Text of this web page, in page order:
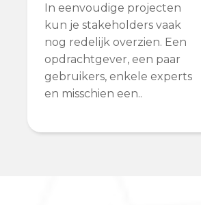
In eenvoudige projecten
kun je stakeholders vaak
nog redelijk overzien. Een
opdrachtgever, een paar
gebruikers, enkele experts
en misschien een..